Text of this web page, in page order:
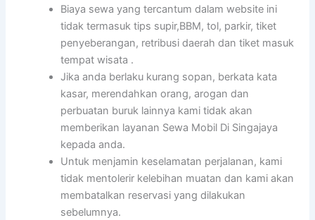
Biaya sewa yang tercantum dalam website ini
tidak termasuk tips supir,BBM, tol, parkir, tiket
penyeberangan, retribusi daerah dan tiket masuk
tempat wisata .
Jika anda berlaku kurang sopan, berkata kata
kasar, merendahkan orang, arogan dan
perbuatan buruk lainnya kami tidak akan
memberikan layanan Sewa Mobil Di Singajaya
kepada anda.
Untuk menjamin keselamatan perjalanan, kami
tidak mentolerir kelebihan muatan dan kami akan
membatalkan reservasi yang dilakukan
sebelumnya.